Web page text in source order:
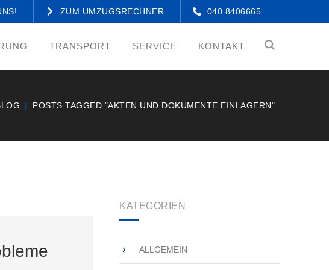
ZUM UMZUGSRECHNER 040 8406665
TRANSPORT SERVICE KONTAKT
POSTS TAGGED "AKTEN UND DOKUMENTE EINLAGERN"
KATEGORIEN
ALLGEMEIN